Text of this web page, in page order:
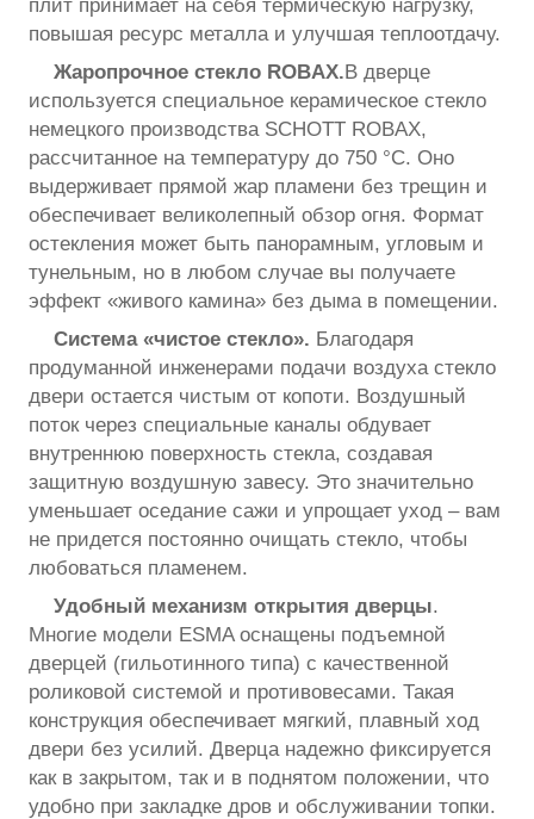
плит принимает на себя термическую нагрузку,
повышая ресурс металла и улучшая теплоотдачу.
Жаропрочное стекло ROBAX.В дверце
используется специальное керамическое стекло
немецкого производства SCHOTT ROBAX,
рассчитанное на температуру до 750 °С. Оно
выдерживает прямой жар пламени без трещин и
обеспечивает великолепный обзор огня. Формат
остекления может быть панорамным, угловым и
тунельным, но в любом случае вы получаете
эффект «живого камина» без дымa в помещении.
Система «чистое стекло». Благодаря
продуманной инженерами подачи воздуха стекло
двери остается чистым от копоти. Воздушный
поток через специальные каналы обдувает
внутреннюю поверхность стекла, создавая
защитную воздушную завесу. Это значительно
уменьшает оседание сажи и упрощает уход – вам
не придется постоянно очищать стекло, чтобы
любоваться пламенем.
Удобный механизм открытия дверцы.
Многие модели ESMA оснащены подъемной
дверцей (гильотинного типа) с качественной
роликовой системой и противовесами. Такая
конструкция обеспечивает мягкий, плавный ход
двери без усилий. Дверца надежно фиксируется
как в закрытом, так и в поднятом положении, что
удобно при закладке дров и обслуживании топки.